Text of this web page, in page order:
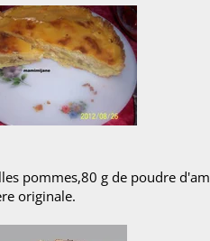
pommes,80 g de poudre
originale.